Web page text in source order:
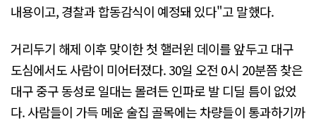
내용이고, 경찰과 합동감식이 예정돼 있다"고 말했다.
거리두기 해제 이후 맞이한 첫 핼러윈 데이를 앞두고 대구
도심에서도 사람이 미어터졌다. 30일 오전 0시 20분쯤 찾은
대구 중구 동성로 일대는 몰려든 인파로 발 디딜 틈이 없었
다. 사람들이 가득 메운 술집 골목에는 차량들이 통과하기까